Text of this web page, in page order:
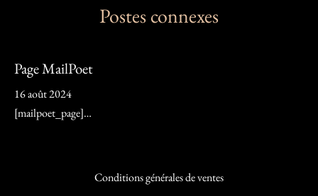
Postes connexes
Page MailPoet
16 août 2024
[mailpoet_page]…
Conditions générales de ventes